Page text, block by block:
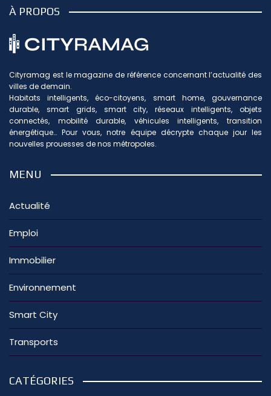
À PROPOS
Cityramag est le magazine de référence concernant l’actualité des
villes de demain.
Habitats intelligents, éco-citoyens, smart home, gouvernance
durable, smart grids, smart city, réseaux intelligents, objets
connectés, mobilité durable, véhicules intelligents, transition
énergétique… Pour vous, notre équipe décrypte chaque jour les
nouvelles prouesses de nos métropoles.
MENU
Actualité
Emploi
Immobilier
Environnement
Smart City
Transports
CATÉGORIES